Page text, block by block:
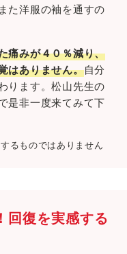
た洋服の袖を通すの
痛みが４０％減り、
はありません。自分
ります。松山先生の
是非一度来てみて下
るものではありません
回復を実感する